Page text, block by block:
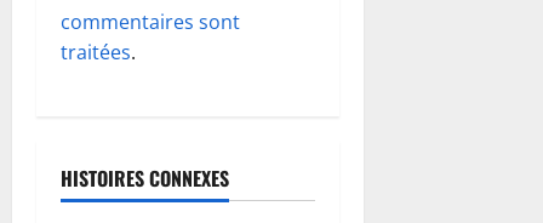
’
t
commentaires sont
traitées.
HISTOIRES CONNEXES